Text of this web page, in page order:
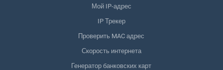
Мой IP-адрес
IP Трекер
Проверить MAC адрес
Скорость интернета
Генератор банковских карт